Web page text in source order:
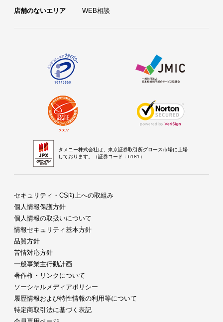
店舗のないエリア
WEB相談
タメニー株式会社は、東京証券取引所グロース市場に上場
しております。（証券コード：6181）
セキュリティ・CS向上への取組み
個人情報保護方針
個人情報の取扱いについて
情報セキュリティ基本方針
品質方針
苦情対応方針
一般事業主行動計画
著作権・リンクについて
ソーシャルメディアポリシー
履歴情報および特性情報の利用等について
特定商取引法に基づく表記